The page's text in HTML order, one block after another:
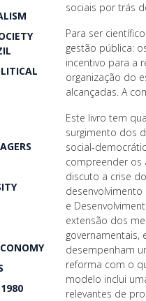
sociais por trás
Para ser
gestão pública:
incentivo para a
organização do
alcançadas. A
Este livro tem
surgimento dos
social-
compreender os
discuto a crise
e
extensão dos
governamentais,
desempenham
reforma com o
modelo inclui
relevantes de